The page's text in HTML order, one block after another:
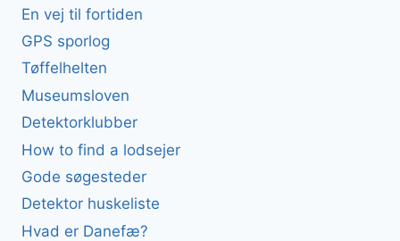
En vej til fortiden
GPS sporlog
Tøffelhelten
Museumsloven
Detektorklubber
How to find a lodsejer
Gode søgesteder
Detektor huskeliste
Hvad er Danefæ?